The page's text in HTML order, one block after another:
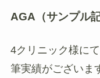
AGA（サンプル記
4クリニック様に
筆実績がございま